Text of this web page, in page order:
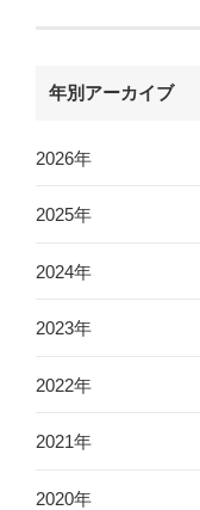
年別アーカイブ
2026年
2025年
2024年
2023年
2022年
2021年
2020年